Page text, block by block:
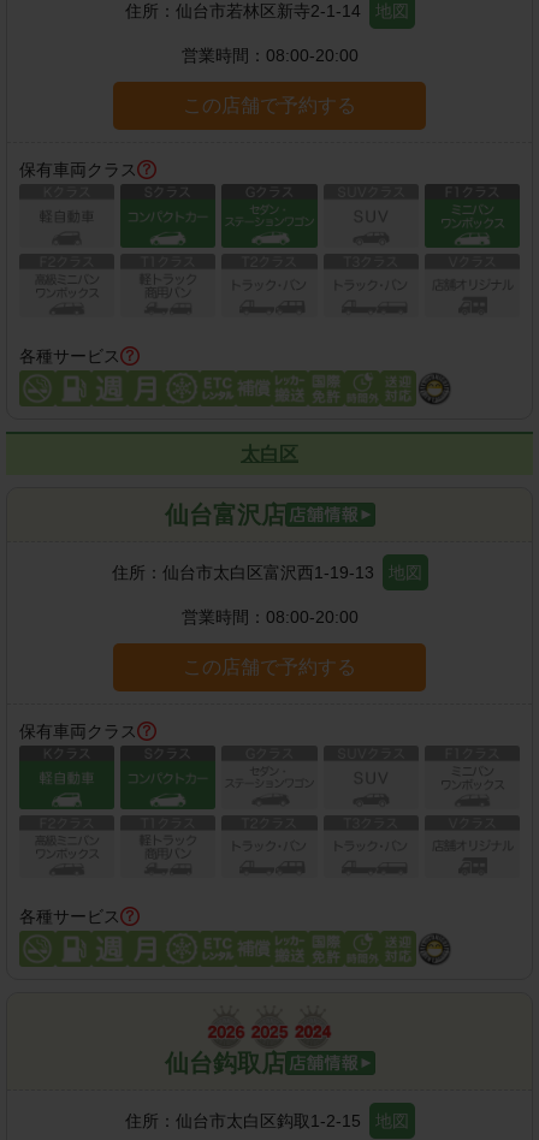
住所： 仙台市若林区新寺2-1-14 地図
営業時間： 08:00-20:00
この店舗で予約する
保有車両クラス
各種サービス
太白区
仙台富沢店
住所： 仙台市太白区富沢西1-19-13 地図
営業時間： 08:00-20:00
この店舗で予約する
保有車両クラス
各種サービス
仙台鈎取店
住所： 仙台市太白区鈎取1-2-15 地図